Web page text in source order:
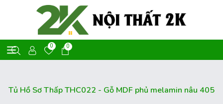
0 0
Tủ Hồ Sơ Thấp THC022 - Gỗ MDF phủ melamin nâu 405